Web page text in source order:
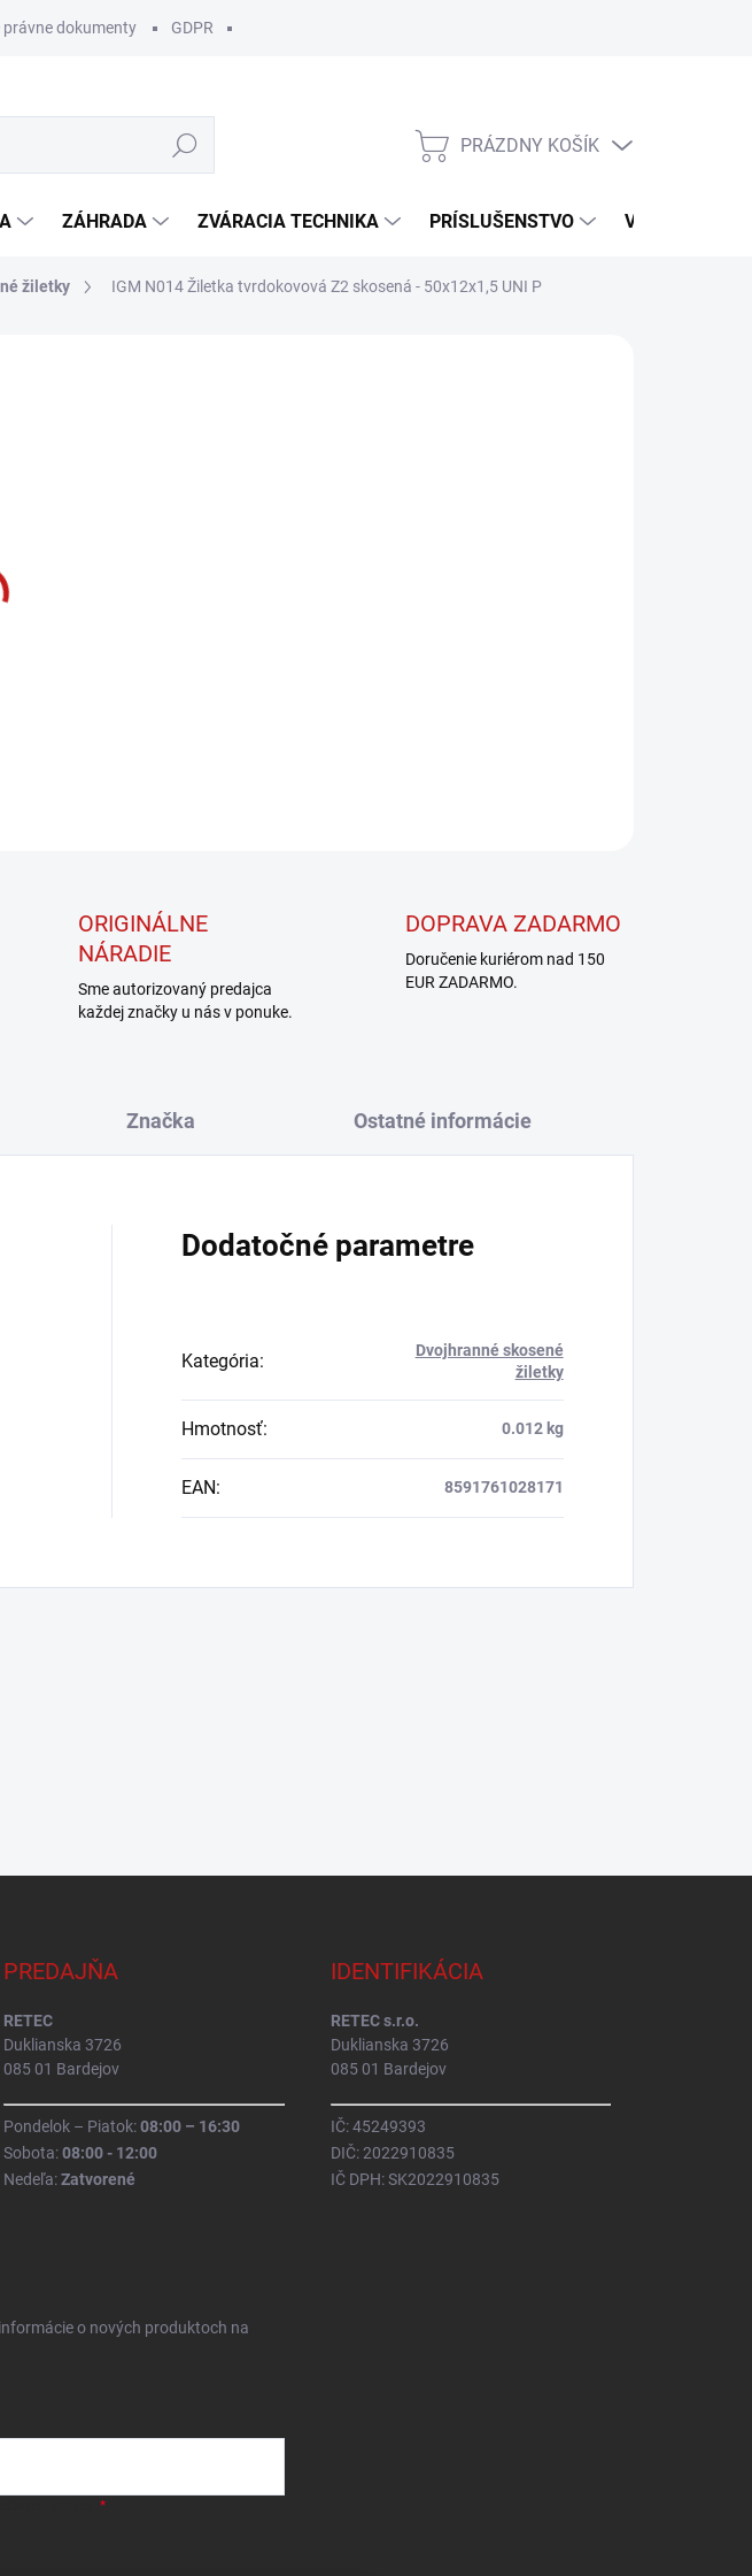
právne dokumenty GDPR
Hľadať
NÁKUPNÝ
PRÁZDNY KOŠÍK
ZÁHRADA ZVÁRACIA TECHNIKA PRÍSLUŠENSTVO VÝROBCOVIA
žiletky IGM N014 Žiletka tvrdokovová Z2 skosená - 50x12x1,5 UNI P
ORIGINÁLNE
NÁRADIE
Sme autorizovaný predajca
každej značky u nás v ponuke.
DOPRAVA ZADARMO
Doručenie kuriérom nad 150
EUR ZADARMO.
Značka Ostatné informácie
Dodatočné parametre
Kategória:
Dvojhranné skosené
žiletky
Hmotnosť: 0.012 kg
EAN: 8591761028171
PREDAJŇA
RETEC
Duklianska 3726
085 01 Bardejov
Pondelok – Piatok:08:00 – 16:30
Sobota:08:00 - 12:00
Nedeľa:Zatvorené
IDENTIFIKÁCIA
RETEC s.r.o.
Duklianska 3726
085 01 Bardejov
IČ: 45249393
DIČ: 2022910835
IČ DPH: SK2022910835
o nových produktoch na